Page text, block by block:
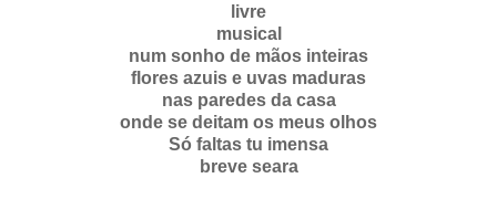
livre
musical
num sonho de mãos inteiras
flores azuis e uvas maduras
nas paredes da casa
onde se deitam os meus olhos
Só faltas tu imensa
breve seara